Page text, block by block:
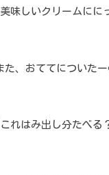
味しいクリームにに
た、おててについた
これはみ出し分たべる